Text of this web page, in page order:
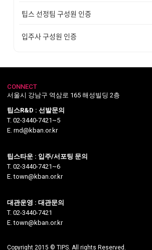
팁스 선정팀 구성원 인증
입주사 구성원 인증
CONNECT
서울시 강남구 역삼로 165 해성빌딩 2층
팁스R&D : 선발문의
T. 02-3440-7421~5
E. rnd@kban.or.kr
팁스타운 : 입주/서포팅 문의
T. 02-3440-7421~6
E. town@kban.or.kr
대관운영 : 대관문의
T. 02-3440-7421
E. town@kban.or.kr
Copyright 2015 © TIPS. All rights Reserved.